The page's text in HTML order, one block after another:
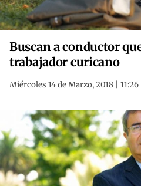
Buscan a conductor
trabajador curicano
Miércoles 14 de Marzo, 2018 | 11:26